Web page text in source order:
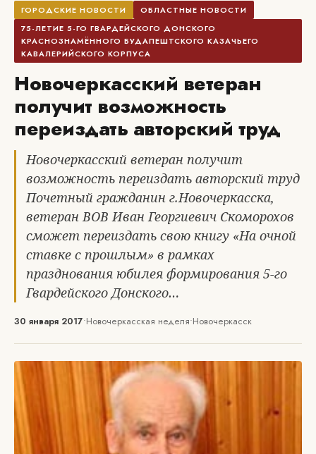
ГОРОДСКИЕ НОВОСТИ
ОБЛАСТНЫЕ НОВОСТИ
75-ЛЕТИЕ 5-ГО ГВАРДЕЙСКОГО ДОНСКОГО
КРАСНОЗНАМЁННОГО БУДАПЕШТСКОГО КАЗАЧЬЕГО
КАВАЛЕРИЙСКОГО КОРПУСА
Новочеркасский ветеран
получит возможность
переиздать авторский труд
Новочеркасский ветеран получит
возможность переиздать авторский труд
Почетный гражданин г.Новочеркасска,
ветеран ВОВ Иван Георгиевич Скоморохов
сможет переиздать свою книгу «На очной
ставке с прошлым» в рамках
празднования юбилея формирования 5-го
Гвардейского Донского…
30 января 2017•Новочеркасская неделя•Новочеркасск